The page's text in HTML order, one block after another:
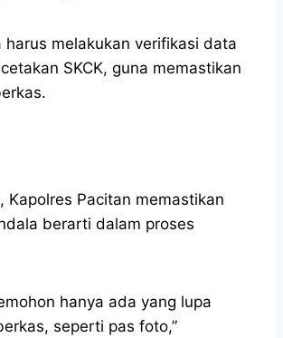
harus melakukan verifikasi data
SKCK, guna memastikan
Kapolres Pacitan memastikan
berarti dalam proses
hanya ada yang lupa
seperti pas foto,”